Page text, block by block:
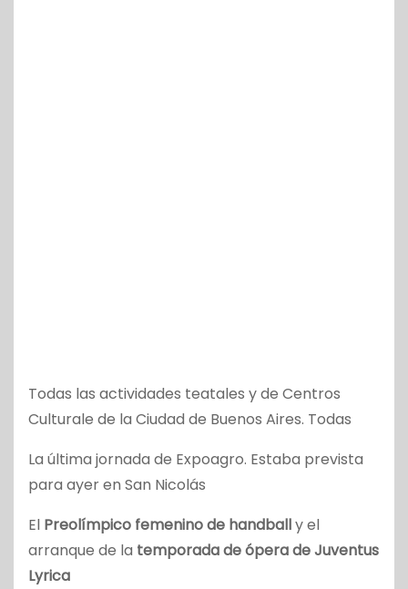
Todas las actividades teatales y de Centros
Culturale de la Ciudad de Buenos Aires. Todas
La última jornada de Expoagro. Estaba prevista
para ayer en San Nicolás
El Preolímpico femenino de handbally el
arranque de la temporada de ópera de Juventus
Lyrica